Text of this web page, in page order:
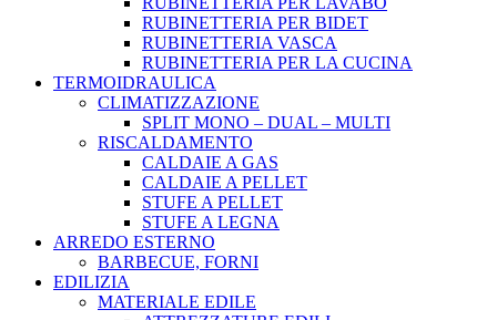
RUBINETTERIA PER BIDET
RUBINETTERIA VASCA
RUBINETTERIA PER LA CUCINA
TERMOIDRAULICA
CLIMATIZZAZIONE
SPLIT MONO – DUAL – MULTI
RISCALDAMENTO
CALDAIE A GAS
CALDAIE A PELLET
STUFE A PELLET
STUFE A LEGNA
ARREDO ESTERNO
BARBECUE, FORNI
EDILIZIA
MATERIALE EDILE